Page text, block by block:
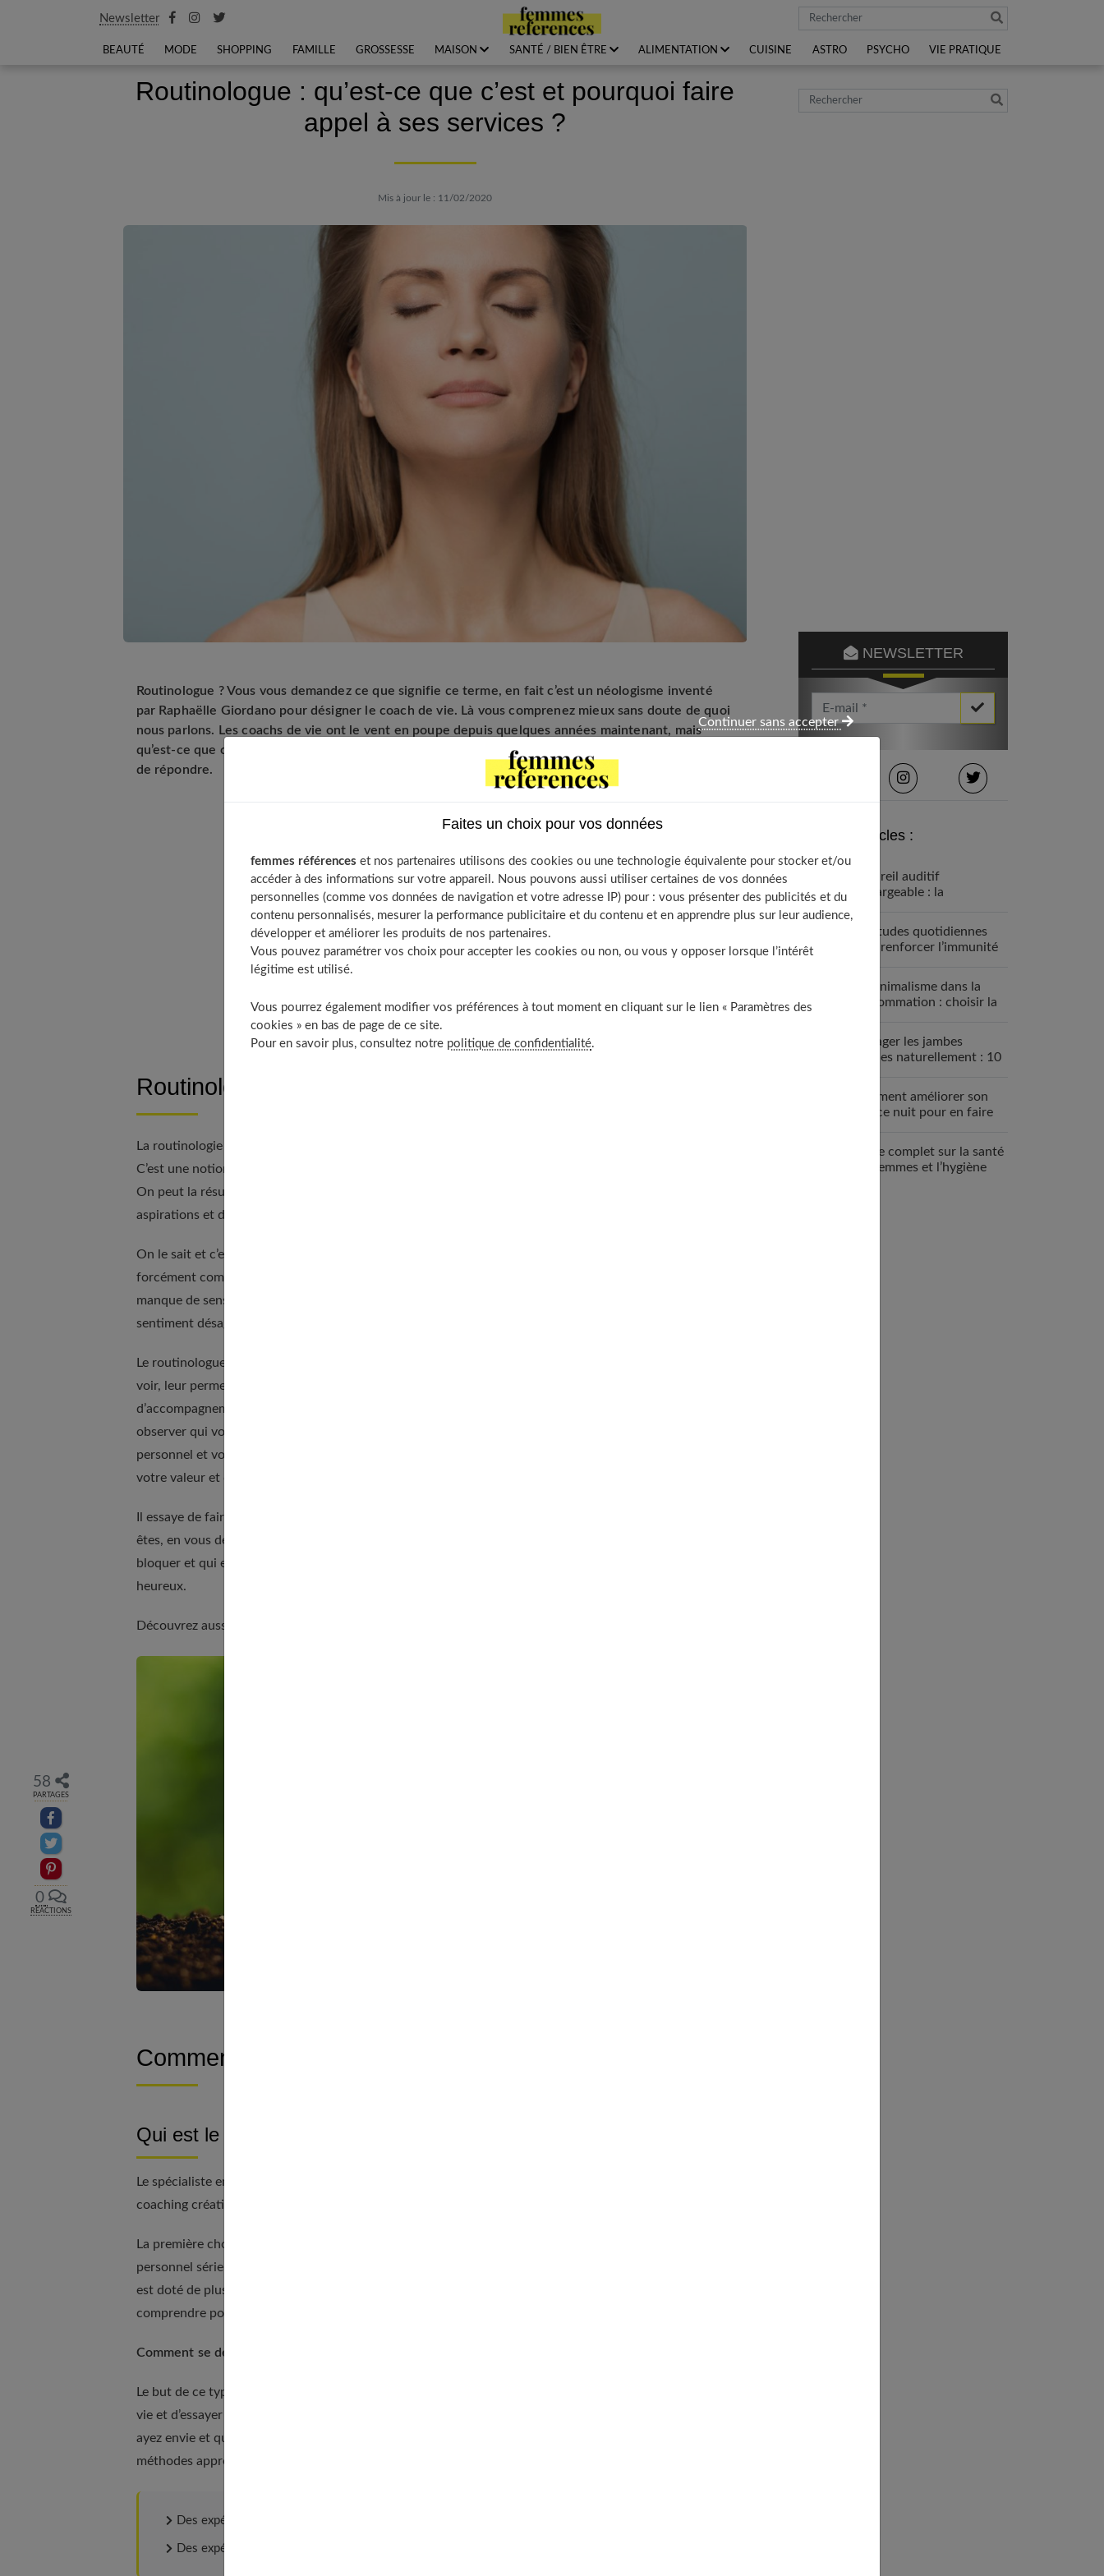
Newsletter Rechercher
BEAUTÉ MODE SHOPPING FAMILLE GROSSESSE MAISON SANTÉ / BIEN ÊTRE ALIMENTATION CUISINE ASTRO PSYCHO VIE PRATIQUE
Routinologue : qu’est-ce que c’est et pourquoi faire
appel à ses services ?
Mis à jour le : 11/02/2020
Routinologue ? Vous vous demandez ce que signifie ce terme, en fait c’est un néologisme inventé
par Raphaëlle Giordano pour désigner le coach de vie. Là vous comprenez mieux sans doute de quoi
nous parlons. Les coachs de vie ont le vent en poupe depuis quelques années maintenant, mais
qu’est-ce que c’est ? Et que peut-il nous apporter ? Deux questions auxquelles nous allons essayer
de répondre.
58
PARTAGES
Partager sur facebook
Partager sur Twitter
Epingler sur Pinterest
0
RÉACTIONS
Routinologie : en quoi ça consiste exactement ?
Comment se passent les séances de routinologie ?
Qui est le routinologue ?
Pourquoi faire appel à un routinologue ?
Les limites de la routinologie
Routinologie : en quoi ça consiste exactement ?
La routinologie est une méthode de développement personnel qui met en place un coaching créatif.
C’est une notion très compliquée à expliquer et très complexe puisque variable d’une personne à l’autre.
On peut la résumer ainsi : le but du développement personnel est d’arriver à la réalisation de vos
aspirations et de parvenir à faire éclore tout votre potentiel.
On le sait et c’est frappant dans nos sociétés actuelles le nombre de personnes ne se sentant pas
forcément complètement heureuses est grandissant. Vague à l’âme, sentiment de manque, morosité,
manque de sens… une impression que le bonheur est à portée de main, mais sans parvenir à le saisir, ce
sentiment désagréable que seules, elles n’arrivent pas à maitriser.
Le routinologue en guidant et en accompagnant avec bienveillance ceux qui font la démarche de venir le
voir, leur permet de se reconnecter avec eux-mêmes et de s’accomplir pleinement. Attention ! La notion
d’accompagnement est essentielle : en aucun cas, le routinologue ne vous donnera de méthode à
observer qui vous conduirait au bonheur absolu. Il est juste là pour vous guider vers l’épanouissement
personnel et vous épauler pour redonner du sens à votre vie en prenant conscience de vos qualités, de
votre valeur et de toutes vos possibilités.
Il essaye de faire ressortir l’essentiel, ce qui est important pour vous, ce qui fait de vous ce que vous
êtes, en vous débarrassant des idées reçues, des héritages de votre éducation, de tout ce qui peut vous
bloquer et qui entraine ce sentiment intérieur de vide, même quand vous avez à priori tout pour être
heureux.
Découvrez aussi nos recommandations dans
Comment se passent les séances de routinologie ?
Qui est le routinologue ?
Le spécialiste en routinologie a suivi une formation aux techniques de développement personnel et en
coaching créatif.
La première chose que doit faire un routinologue, c’est suivre une formation en développement
personnel sérieuse. Il en existe de nombreuses en France, mais toutes ne se valent pas. Ce professionnel
est doté de plus d’un côté créatif et artistique qui est le propre de la routinologie et vous allez vite
comprendre pourquoi.
Comment se déroulent les séances de routinologie ?
Le but de ce type de séances est de vous permettre d’évoluer, de donner une autre dynamique à votre
vie et d’essayer étape par étape de vous amener à un changement de vie. Il faut évidemment que vous en
ayez envie et que vous soyez réellement motivé. Les techniques que ce spécialiste va employer sont des
méthodes approuvées et reconnues. Elles sont basées essentiellement sur :
Des expériences sensorielles et artistiques ;
Des expérimentations ludiques et créatives.
Rechercher
NEWSLETTER
Votre Email *
Derniers articles :
Appareil auditif
rechargeable : la
Habitudes quotidiennes
pour renforcer l’immunité
Le minimalisme dans la
consommation : choisir la
Soulager les jambes
lourdes naturellement : 10
Comment améliorer son
espace nuit pour en faire
Guide complet sur la santé
des femmes et l’hygiène
Faites un choix pour vos données
femmes références et nos partenaires utilisons des cookies ou une technologie équivalente pour stocker et/ou
accéder à des informations sur votre appareil. Nous pouvons aussi utiliser certaines de vos données
personnelles (comme vos données de navigation et votre adresse IP) pour : vous présenter des publicités et du
contenu personnalisés, mesurer la performance publicitaire et du contenu et en apprendre plus sur leur audience,
développer et améliorer les produits de nos partenaires.
Vous pouvez paramétrer vos choix pour accepter les cookies ou non, ou vous y opposer lorsque l’intérêt
légitime est utilisé.
Vous pourrez également modifier vos préférences à tout moment en cliquant sur le lien « Paramètres des
cookies » en bas de page de ce site.
Pour en savoir plus, consultez notre politique de confidentialité.
Continuer sans accepter